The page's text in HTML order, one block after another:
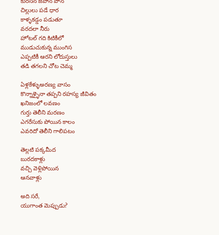
చిల్లులు పడే ధార
కాళ్ళకడ్డం పడుతూ
వరదలా నీరు
హోటల్ గది కిటికీలో
ముడుచుకున్న ముంగిస
ఎప్పటికీ ఆరని లోదుస్తులు
తడి తగలని చోట చెమ్మ
ఏళ్లకేళ్ళుఅరణ్య వాసం
కొన్నాళ్ళైనా తప్పని రహస్య జీవితం
ఖనిజంలో లవణం
గుర్తు తెలీని మరణం
ఎగరేసుకు పోయిన కాలం
ఎవరిదో తెలీని గాలిపటం
తెల్లటి పక్కమీద
బురదకాళ్లు
వచ్చి వెళ్లిపోయిన
ఆనవాళ్లు
అది సరే,
యుగాంత మెప్పుడు?